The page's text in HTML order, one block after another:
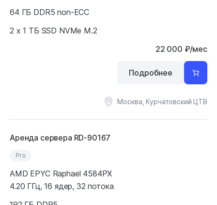
64 ГБ DDR5 non-ECC
2 x 1 ТБ SSD NVMe M.2
22 000 ₽/мес
Москва, Курчатовский ЦТВ
Подробнее
Аренда сервера RD-90167
Pro
AMD EPYC Raphael 4584PX
4.20 ГГц, 16 ядер, 32 потока